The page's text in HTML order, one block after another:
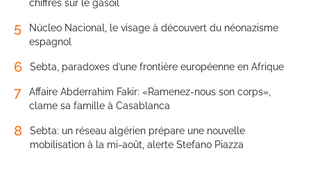
chiffres sur le gasoil
5
Núcleo Nacional, le visage à découvert du néonazisme
espagnol
6 Sebta, paradoxes d’une frontière européenne en Afrique
7
Affaire Abderrahim Fakir: «Ramenez-nous son corps»,
clame sa famille à Casablanca
8
Sebta: un réseau algérien prépare une nouvelle
mobilisation à la mi-août, alerte Stefano Piazza